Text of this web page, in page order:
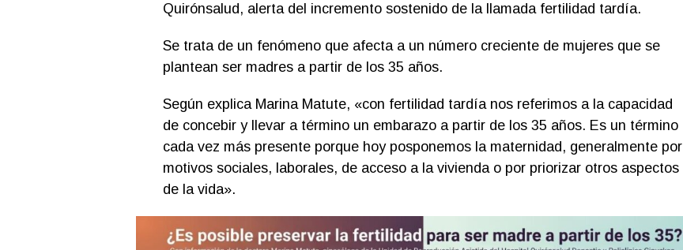
Quirónsalud, alerta del incremento sostenido de la llamada fertilidad tardía.
Se trata de un fenómeno que afecta a un número creciente de mujeres que se
plantean ser madres a partir de los 35 años.
Según explica Marina Matute, «con fertilidad tardía nos referimos a la capacidad
de concebir y llevar a término un embarazo a partir de los 35 años. Es un término
cada vez más presente porque hoy posponemos la maternidad, generalmente por
motivos sociales, laborales, de acceso a la vivienda o por priorizar otros aspectos
de la vida».